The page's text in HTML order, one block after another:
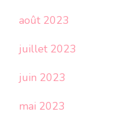
août 2023
juillet 2023
juin 2023
mai 2023